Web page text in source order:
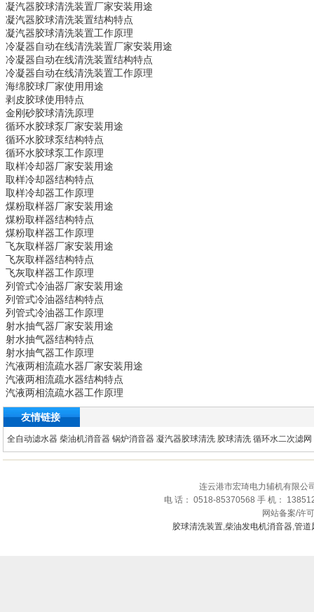
凝汽器胶球清洗装置厂家安装用途
凝汽器胶球清洗装置结构特点
凝汽器胶球清洗装置工作原理
冷凝器自动在线清洗装置厂家安装用途
冷凝器自动在线清洗装置结构特点
冷凝器自动在线清洗装置工作原理
海绵胶球厂家使用用途
剥皮胶球使用特点
金刚砂胶球清洗原理
循环水胶球泵厂家安装用途
循环水胶球泵结构特点
循环水胶球泵工作原理
取样冷却器厂家安装用途
取样冷却器结构特点
取样冷却器工作原理
煤粉取样器厂家安装用途
煤粉取样器结构特点
煤粉取样器工作原理
飞灰取样器厂家安装用途
飞灰取样器结构特点
飞灰取样器工作原理
列管式冷油器厂家安装用途
列管式冷油器结构特点
列管式冷油器工作原理
射水抽气器厂家安装用途
射水抽气器结构特点
射水抽气器工作原理
汽液两相流疏水器厂家安装用途
汽液两相流疏水器结构特点
汽液两相流疏水器工作原理
友情链接
全自动滤水器 柴油机消音器 锅炉消音器 凝汽器胶球清洗 胶球清洗 循环水二次滤网
连云港市宏琦电力辅机有限公
电 话： 0518-85370568 手 机：
网站备案/许
胶球清洗装置,柴油发电机消音器,管道